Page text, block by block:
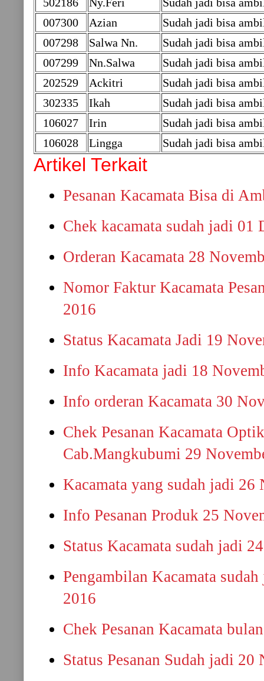
007300
Azian
Sudah jadi bisa
007298
Salwa Nn.
Sudah jadi bisa
007299
Nn.Salwa
Sudah jadi bisa
202529
Ackitri
Sudah jadi bisa
302335
Ikah
Sudah jadi bisa
106027
Irin
Sudah jadi bisa
106028
Lingga Sudah jadi bisa
Artikel Terkait
Pesanan Kacamata Bisa di
Chek kacamata sudah jadi 01
Orderan Kacamata 28
Nomor Faktur Kacamata
2016
Status Kacamata Jadi 19
Info Kacamata jadi 18
Info orderan Kacamata 30
Chek Pesanan Kacamata
Cab.Mangkubumi 29
Kacamata yang sudah jadi 26
Info Pesanan Produk 25
Status Kacamata sudah jadi
Pengambilan Kacamata
2016
Chek Pesanan Kacamata
Status Pesanan Sudah jadi 20